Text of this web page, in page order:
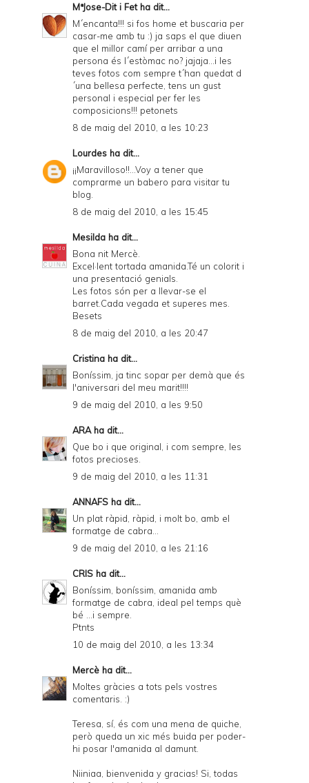
MªJose-Dit i Fetha dit...
M´encanta!!! si fos home et buscaria per
casar-me amb tu :) ja saps el que diuen
que el millor camí per arribar a una
persona és l´estòmac no? jajaja...i les
teves fotos com sempre t´han quedat d
´una bellesa perfecte, tens un gust
personal i especial per fer les
composicions!!! petonets
8 de maig del 2010, a les 10:23
Lourdes ha dit...
¡¡Maravilloso!!...Voy a tener que
comprarme un babero para visitar tu
blog.
8 de maig del 2010, a les 15:45
Mesilda ha dit...
Bona nit Mercè.
Excel·lent tortada amanida.Té un colorit i
una presentació genials.
Les fotos són per a llevar-se el
barret.Cada vegada et superes mes.
Besets
8 de maig del 2010, a les 20:47
Cristina ha dit...
Boníssim, ja tinc sopar per demà que és
l'aniversari del meu marit!!!!
9 de maig del 2010, a les 9:50
ARAha dit...
Que bo i que original, i com sempre, les
fotos precioses.
9 de maig del 2010, a les 11:31
ANNAFS ha dit...
Un plat ràpid, ràpid, i molt bo, amb el
formatge de cabra...
9 de maig del 2010, a les 21:16
CRIS ha dit...
Boníssim, boníssim, amanida amb
formatge de cabra, ideal pel temps què
bé ...i sempre.
Ptnts
10 de maig del 2010, a les 13:34
Mercè ha dit...
Moltes gràcies a tots pels vostres
comentaris. :)
Teresa, sí, és com una mena de quiche,
però queda un xic més buida per poder-
hi posar l'amanida al damunt.
Niiniaa, bienvenida y gracias! Si, todas